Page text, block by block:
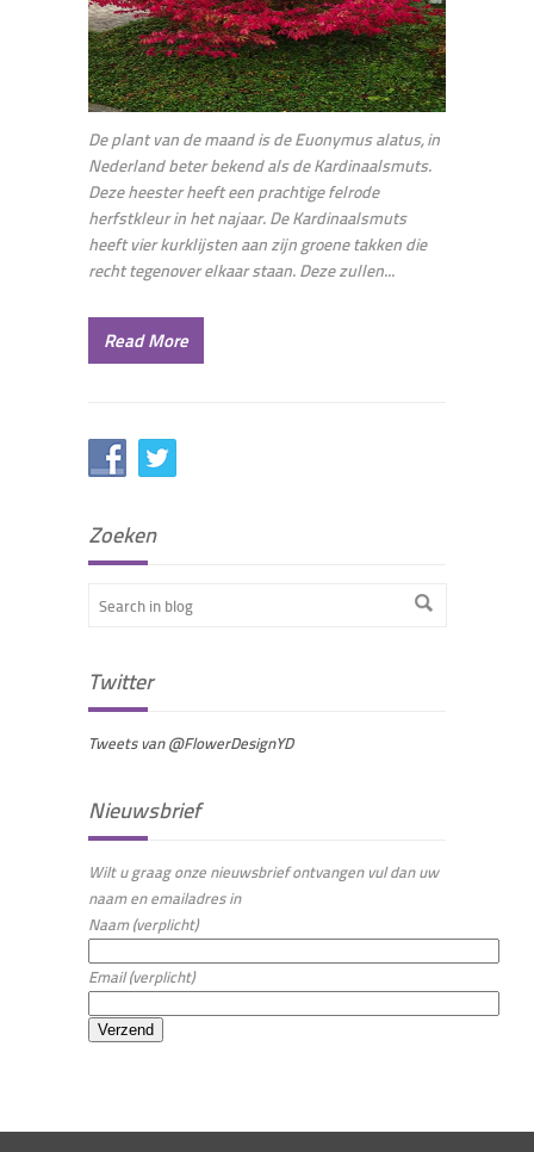
De plant van de maand is de Euonymus alatus, in
Nederland beter bekend als de Kardinaalsmuts.
Deze heester heeft een prachtige felrode
herfstkleur in het najaar. De Kardinaalsmuts
heeft vier kurklijsten aan zijn groene takken die
recht tegenover elkaar staan. Deze zullen...
Read More
Zoeken
Twitter
Tweets van @FlowerDesignYD
Nieuwsbrief
Wilt u graag onze nieuwsbrief ontvangen vul dan uw
naam en emailadres in
Naam (verplicht)
Email (verplicht)